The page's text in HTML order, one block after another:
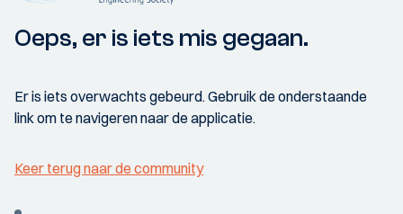
Oeps, er is iets mis gegaan.
Er is iets overwachts gebeurd. Gebruik de onderstaande
link om te navigeren naar de applicatie.
Keer terug naar de community